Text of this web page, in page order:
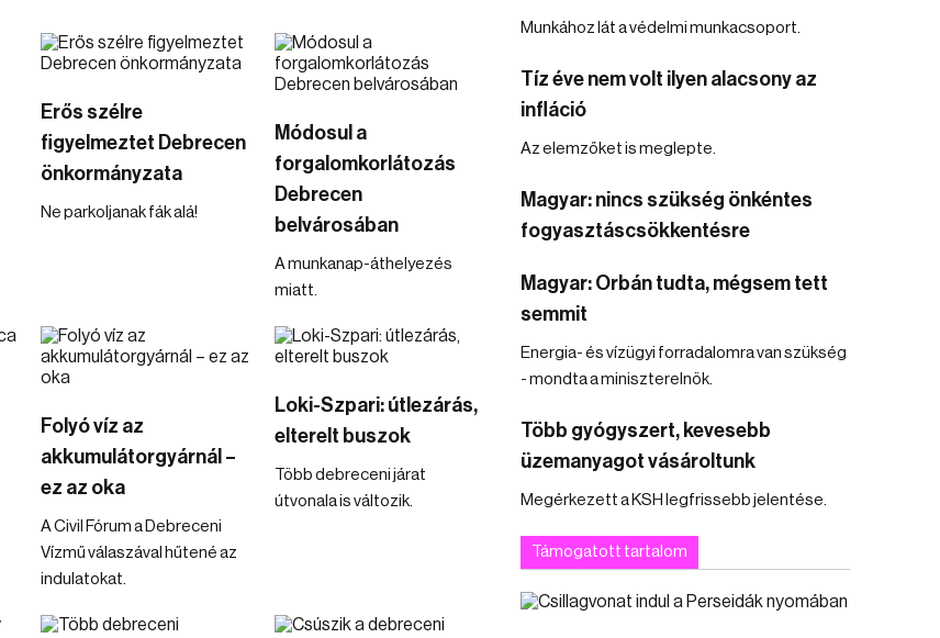
Erős szélre
figyelmeztet Debrecen
önkormányzata
Ne parkoljanak fák alá!
Módosul a
forgalomkorlátozás
Debrecen
belvárosában
A munkanap-áthelyezés
miatt.
Folyó víz az
akkumulátorgyárnál –
ez az oka
A Civil Fórum a Debreceni
Vízmű válaszával hűtené az
indulatokat.
Loki-Szpari: útlezárás,
elterelt buszok
Több debreceni járat
útvonala is változik.
Munkához lát a védelmi munkacsoport.
Tíz éve nem volt ilyen alacsony az
infláció
Az elemzőket is meglepte.
Magyar: nincs szükség önkéntes
fogyasztáscsökkentésre
Magyar: Orbán tudta, mégsem tett
semmit
Energia- és vízügyi forradalomra van szükség
- mondta a miniszterelnök.
Több gyógyszert, kevesebb
üzemanyagot vásároltunk
Megérkezett a KSH legfrissebb jelentése.
Támogatott tartalom